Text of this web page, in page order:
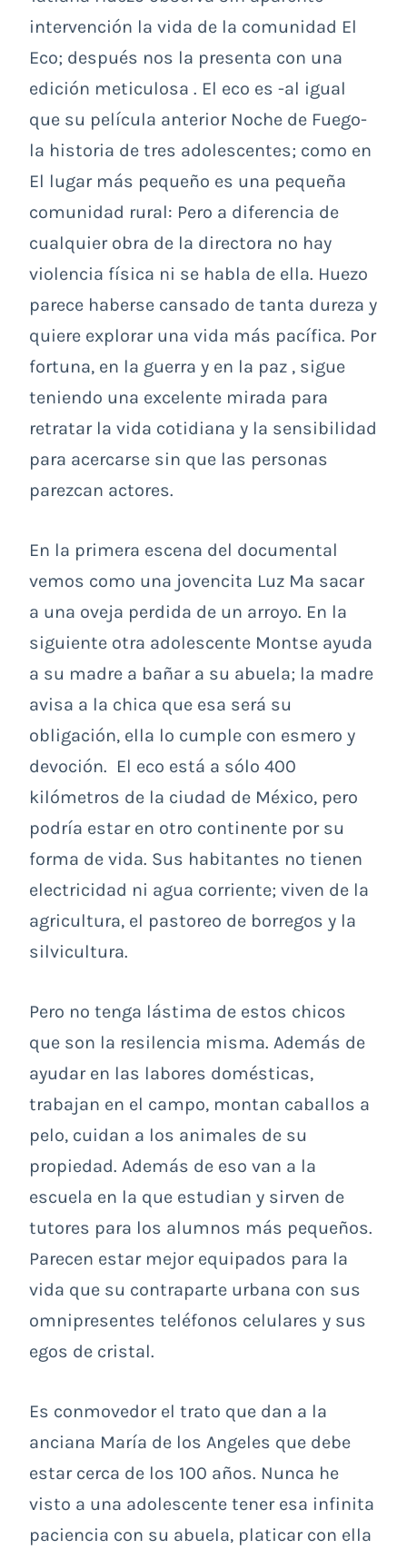
intervención la vida de la comunidad El
Eco; después nos la presenta con una
edición meticulosa . El eco es -al igual
que su película anterior Noche de Fuego-
la historia de tres adolescentes; como en
El lugar más pequeño es una pequeña
comunidad rural: Pero a diferencia de
cualquier obra de la directora no hay
violencia física ni se habla de ella. Huezo
parece haberse cansado de tanta dureza y
quiere explorar una vida más pacífica. Por
fortuna, en la guerra y en la paz , sigue
teniendo una excelente mirada para
retratar la vida cotidiana y la sensibilidad
para acercarse sin que las personas
parezcan actores.
En la primera escena del documental
vemos como una jovencita Luz Ma sacar
a una oveja perdida de un arroyo. En la
siguiente otra adolescente Montse ayuda
a su madre a bañar a su abuela; la madre
avisa a la chica que esa será su
obligación, ella lo cumple con esmero y
devoción. El eco está a sólo 400
kilómetros de la ciudad de México, pero
podría estar en otro continente por su
forma de vida. Sus habitantes no tienen
electricidad ni agua corriente; viven de la
agricultura, el pastoreo de borregos y la
silvicultura.
Pero no tenga lástima de estos chicos
que son la resilencia misma. Además de
ayudar en las labores domésticas,
trabajan en el campo, montan caballos a
pelo, cuidan a los animales de su
propiedad. Además de eso van a la
escuela en la que estudian y sirven de
tutores para los alumnos más pequeños.
Parecen estar mejor equipados para la
vida que su contraparte urbana con sus
omnipresentes teléfonos celulares y sus
egos de cristal.
Es conmovedor el trato que dan a la
anciana María de los Angeles que debe
estar cerca de los 100 años. Nunca he
visto a una adolescente tener esa infinita
paciencia con su abuela, platicar con ella